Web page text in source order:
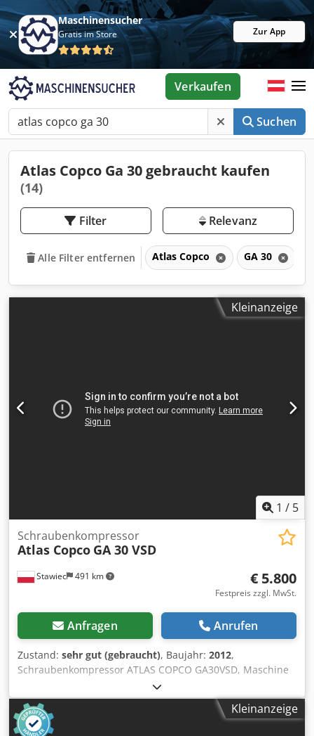
Maschinensucher
Gratis im Store Zur App
Suchen
Verkaufen
Atlas Copco Ga 30 gebraucht kaufen
(14)
Filter Relevanz
Alle Filter entfernen Atlas Copco GA 30
Kleinanzeige
1 / 5
Stawiec 491 km
Schraubenkompressor
Atlas Copco GA 30 VSD
€ 5.800
Festpreis zzgl. MwSt.
Anfragen Anrufen
Zustand: sehr gut (gebraucht), Baujahr: 2012,
Schraubenkompressor ATLAS COPCO GA30VSD, Maschine
mit Frequenzumrichter nach Service Technische Daten:
Dkedpfx Aoy S T Thjm Aer Förderleistung: 5,58 m3/min;
Motorleistung: 30 kW; maximaler Druck: 13 bar; Baujahr:
2012; Betriebsstunden: 11816!!! Preis: 24.500 € netto /
Kleinanzeige